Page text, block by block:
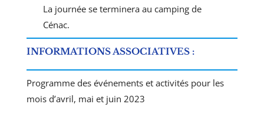
La journée se terminera au camping de
Cénac.
INFORMATIONS ASSOCIATIVES :
Programme des événements et activités pour les
mois d’avril, mai et juin 2023